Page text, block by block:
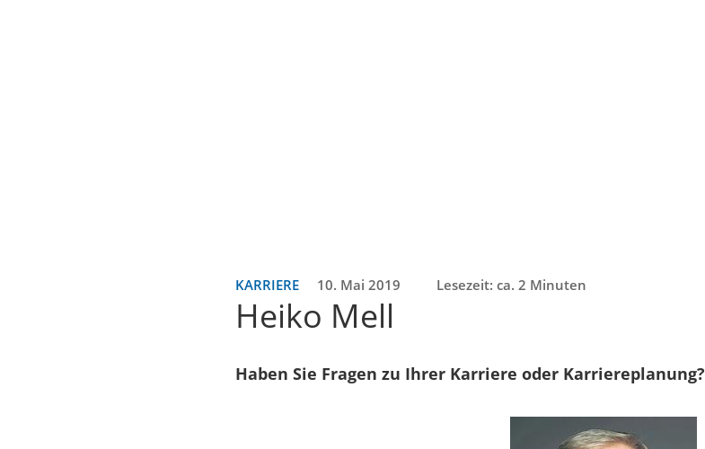
KARRIERE 10. Mai 2019 Lesezeit: ca. 2 Minuten
Heiko Mell
Haben Sie Fragen zu Ihrer Karriere oder Karriereplanung?